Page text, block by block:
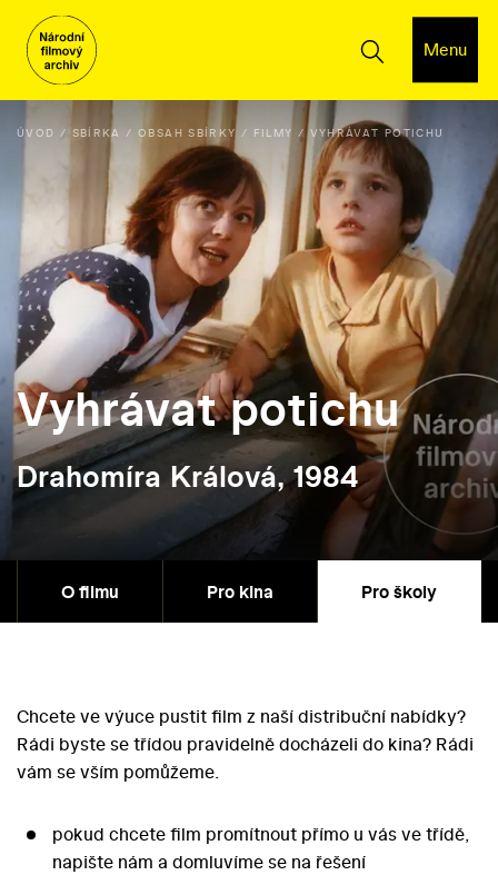
Menu
ÚVOD SBÍRKA OBSAH SBÍRKY FILMY VYHRÁVAT POTICHU
Vyhrávat potichu
Drahomíra Králová, 1984
O filmu Pro kina Pro školy
Chcete ve výuce pustit film z naší distribuční nabídky?
Rádi byste se třídou pravidelně docházeli do kina? Rádi
vám se vším pomůžeme.
pokud chcete film promítnout přímo u vás ve třídě,
napište nám a domluvíme se na řešení